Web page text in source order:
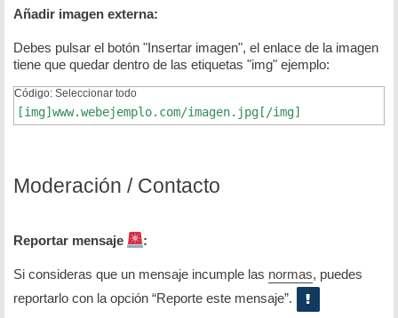
Añadir imagen externa:
Debes pulsar el botón "Insertar imagen", el enlace de la imagen
tiene que quedar dentro de las etiquetas "img" ejemplo:
Código: Seleccionar todo
[img]www.webejemplo.com/imagen.jpg[/img]
Moderación / Contacto
Reportar mensaje :
Si consideras que un mensaje incumple las normas, puedes
reportarlo con la opción “Reporte este mensaje”.